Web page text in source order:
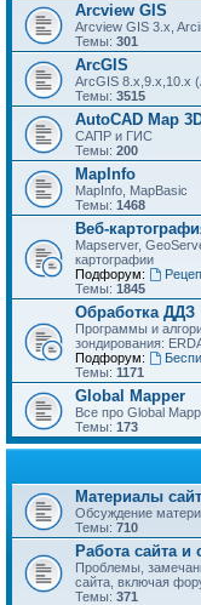
Arcview GIS
Arcview GIS 3.x,
Темы: 301
ArcGIS
ArcGIS 8.x,9.x,10.x
Темы: 3515
AutoCAD Map
САПР и ГИС
Темы: 200
MapInfo
MapInfo, MapBasic
Темы: 1468
Веб-
Mapserver,
картографии
Подфорум:
Темы: 1845
Обработка ДДЗ
Программы и
зондирования:
Подфорум:
Темы: 1171
Global Mapper
Все про Global
Темы: 173
Материалы
Обсуждение
Темы: 710
Работа сайта и
Проблемы,
сайта, включая
Темы: 371